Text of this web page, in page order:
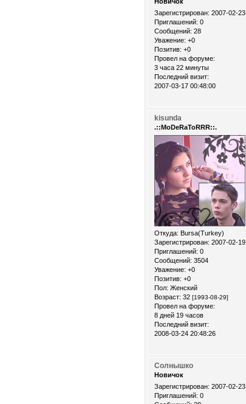
Зарегистрирован: 2007-02-23
Приглашений: 0
Сообщений: 28
Уважение: +0
Позитив: +0
Провел на форуме:
3 часа 22 минуты
Последний визит:
2007-03-17 00:48:00
kisunda
.::MoDeRaToRRR::.
Откуда: Bursa(Turkey)
Зарегистрирован: 2007-02-19
Приглашений: 0
Сообщений: 3504
Уважение: +0
Позитив: +0
Пол: Женский
Возраст: 32 [1993-08-29]
Провел на форуме:
8 дней 19 часов
Последний визит:
2008-03-24 20:48:26
Солнышко
Новичок
Зарегистрирован: 2007-02-23
Приглашений: 0